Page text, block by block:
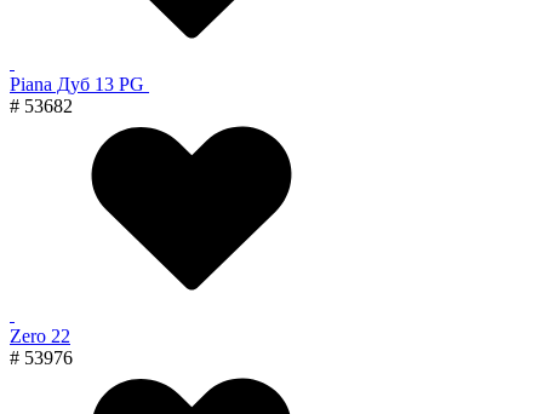
Piana Дуб 13 PG
# 53682
Zero 22
# 53976